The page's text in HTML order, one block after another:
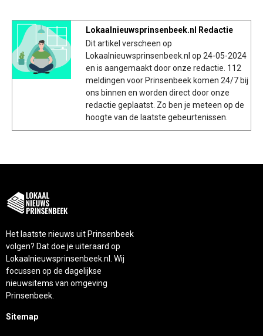
Lokaalnieuwsprinsenbeek.nl Redactie
Dit artikel verscheen op
Lokaalnieuwsprinsenbeek.nl op 24-05-2024
en is aangemaakt door onze redactie. 112
meldingen voor Prinsenbeek komen 24/7 bij
ons binnen en worden direct door onze
redactie geplaatst. Zo ben je meteen op de
hoogte van de laatste gebeurtenissen.
Het laatste nieuws uit Prinsenbeek
volgen? Dat doe je uiteraard op
Lokaalnieuwsprinsenbeek.nl. Wij
focussen op de dagelijkse
nieuwsitems van omgeving
Prinsenbeek.
Sitemap